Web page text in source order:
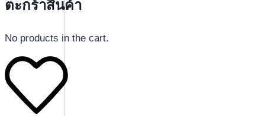
ตะกร้าสินค้า
No products in the cart.